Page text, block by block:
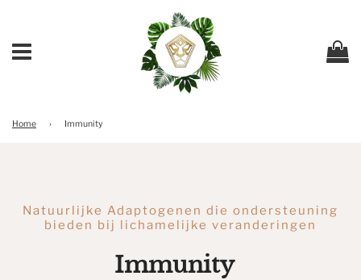
Home › Immunity
Natuurlijke Adaptogenen die ondersteuning
bieden bij lichamelijke veranderingen
Immunity